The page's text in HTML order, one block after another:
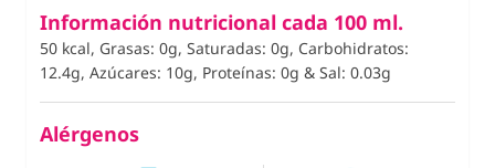
Información nutricional cada 100 ml.
50 kcal, Grasas: 0g, Saturadas: 0g, Carbohidratos:
12.4g, Azúcares: 10g, Proteínas: 0g & Sal: 0.03g
Alérgenos